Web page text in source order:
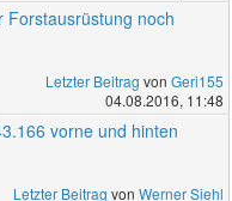
Forstausrüstung noch
Letzter Beitrag von Geri155
04.08.2016, 11:48
vorne und hinten
Letzter Beitrag von Werner Siehl